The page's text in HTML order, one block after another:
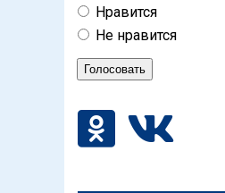
Нравится
Не нравится